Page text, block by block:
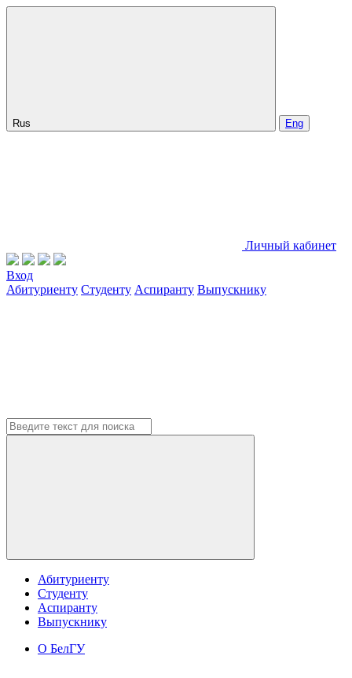
Rus Eng
Личный кабинет
Вход
Абитуриенту Студенту Аспиранту Выпускнику
Абитуриенту
Студенту
Аспиранту
Выпускнику
О БелГУ